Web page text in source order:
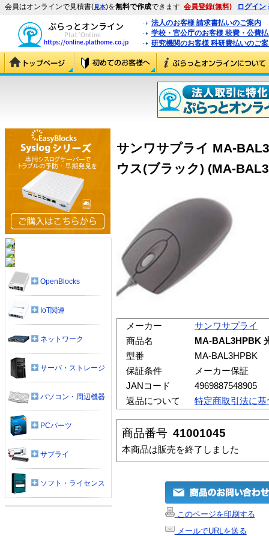
会員はオンラインで見積書(見本)を無料で作成できます 会員登録(無料) ログイン
法人のお客様 請求書払いのご案内
学校・官公庁のお客様 校費・公費
研究機関のお客様 科研費払いのご
サンワサプライ MA-
ウス(ブラック) (MA-
メーカー
サンワサプライ
商品名
MA-BAL3HPBK
型番
MA-BAL3HPBK
保証条件
メーカー保証
JANコード
4969887548905
返品について
特定商取引法に基
商品番号 41001045
本商品は販売を終了しました
このページを印刷する
メールでURLを送る
OpenBlocks
IoT関連
ネットワーク
サーバ・ストレージ
パソコン・周辺機器
PCパーツ
サプライ
ソフト・ライセンス